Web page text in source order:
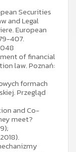
Securities
and Legal
European
407.
of financial
law. Poznań:
formach
Przegląd
and Co-
meet?